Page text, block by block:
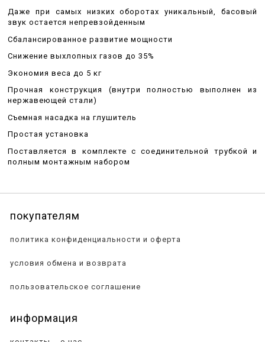
Даже при самых низких оборотах уникальный, басовый
звук остается непревзойденным
Сбалансированное развитие мощности
Снижение выхлопных газов до 35%
Экономия веса до 5 кг
Прочная конструкция (внутри полностью выполнен из
нержавеющей стали)
Съемная насадка на глушитель
Простая установка
Поставляется в комплекте с соединительной трубкой и
полным монтажным набором
покупателям
политика конфиденциальности и оферта
условия обмена и возврата
пользовательское соглашение
информация